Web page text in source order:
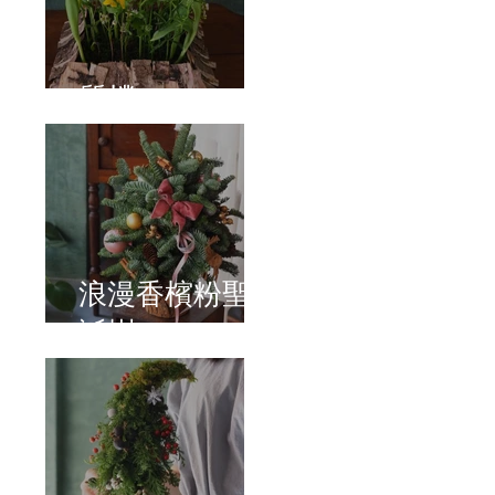
質樸
浪漫香檳粉聖
誕樹